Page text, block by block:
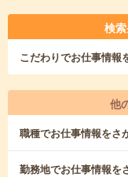
検
こだわりでお仕事情報
他
職種でお仕事情報をさ
勤務地でお仕事情報を